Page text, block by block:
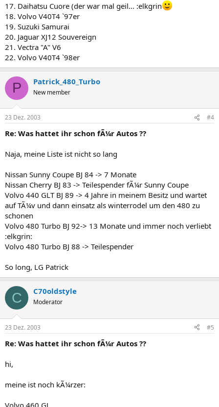
17. Daihatsu Cuore (der war mal geil... :elkgrin
18. Volvo V40T4 `97er
19. Suzuki Samurai
20. Jaguar XJ12 Souvereign
21. Vectra "A" V6
22. Volvo V40T4 `98er
P Patrick_480_Turbo
New member
23 Dez. 2003 #4
Re: Was hattet ihr schon fÃ¼r Autos ??
Naja, meine Liste ist nicht so lang
Nissan Sunny Coupe BJ 84 -> 7 Monate
Nissan Cherry BJ 83 -> Teilespender fÃ¼r Sunny Coupe
Volvo 440 GLT BJ 89 -> 4 Jahre in meinem Besitz und wartet
auf TÃ¼v und dann einsatz als winterrodel um den 480 zu
schonen
Volvo 480 Turbo BJ 92-> 13 Monate und immer noch verliebt
:elkgrin:
Volvo 480 Turbo BJ 88 -> Teilespender
So long, LG Patrick
C C70oldstyle
Moderator
23 Dez. 2003 #5
Re: Was hattet ihr schon fÃ¼r Autos ??
hi,
meine ist noch kÃ¼rzer:
Volvo 460 GL